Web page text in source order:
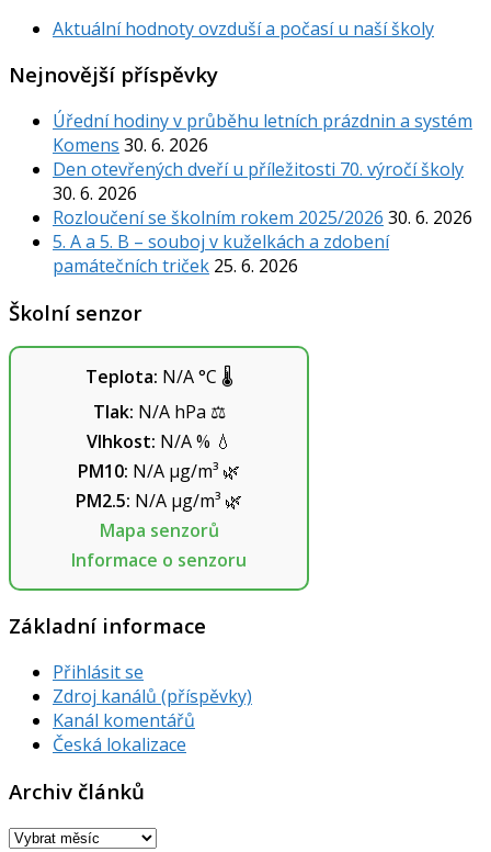
Aktuální hodnoty ovzduší a počasí u naší školy
Nejnovější příspěvky
Úřední hodiny v průběhu letních prázdnin a systém
Komens 30. 6. 2026
Den otevřených dveří u příležitosti 70. výročí školy
30. 6. 2026
Rozloučení se školním rokem 2025/2026 30. 6. 2026
5. A a 5. B – souboj v kuželkách a zdobení
památečních triček 25. 6. 2026
Školní senzor
Teplota: N/A°C 🌡️
Tlak: N/AhPa ⚖️
Vlhkost: N/A% 💧
PM10: N/A µg/m³ 🌿
PM2.5: N/A µg/m³ 🌿
Mapa senzorů
Informace o senzoru
Základní informace
Přihlásit se
Zdroj kanálů (příspěvky)
Kanál komentářů
Česká lokalizace
Archiv článků
Archiv